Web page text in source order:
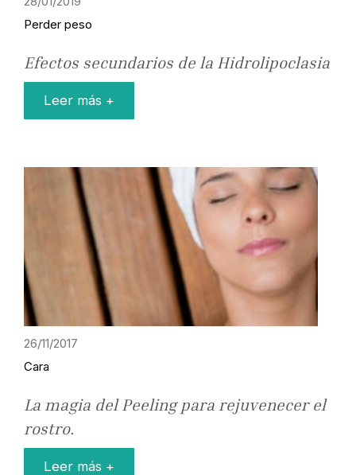
Perder peso
Efectos secundarios de la Hidrolipoclasia
Leer más +
26/11/2017
Cara
La magia del Peeling para rejuvenecer el
rostro.
Leer más +